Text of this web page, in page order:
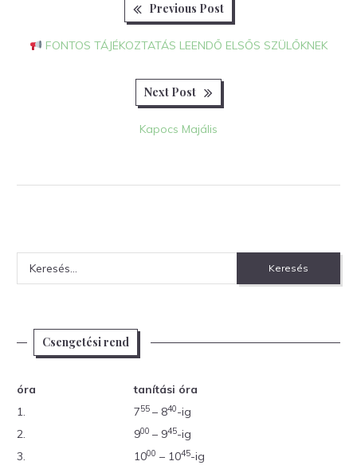
navigáció
Previous Post
FONTOS TÁJÉKOZTATÁS LEENDŐ ELSŐS SZÜLŐKNEK
Next Post
Kapocs Majális
Keresés:
Csengetési rend
óra
tanítási óra
1.
755 – 840-ig
2.
900 – 945-ig
3.
1000 – 1045-ig